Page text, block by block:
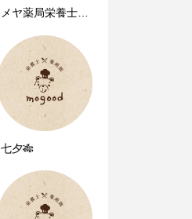
メヤ薬局栄養士が
七夕🎋